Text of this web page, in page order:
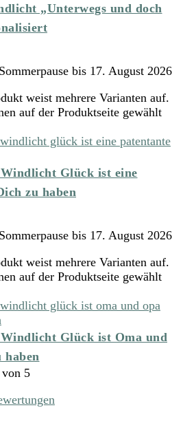
„Unterwegs und doch
Sommerpause bis 17. August 2026
weist mehrere Varianten auf.
auf der Produktseite gewählt
Glück ist eine
zu haben
Sommerpause bis 17. August 2026
weist mehrere Varianten auf.
auf der Produktseite gewählt
Glück ist Oma und
haben
von 5